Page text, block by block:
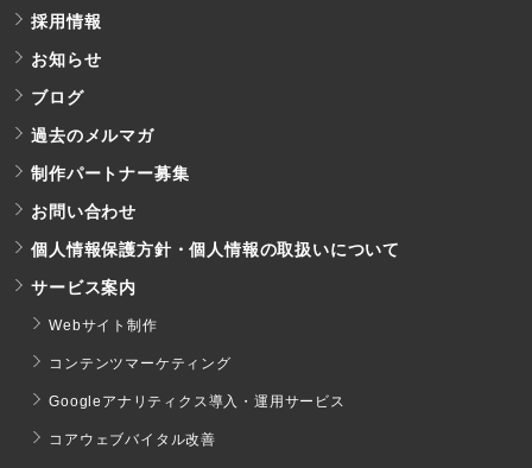
採用情報
お知らせ
ブログ
過去のメルマガ
制作パートナー募集
お問い合わせ
個人情報保護方針・個人情報の取扱いについて
サービス案内
Webサイト制作
コンテンツマーケティング
Googleアナリティクス導入・運用サービス
コアウェブバイタル改善